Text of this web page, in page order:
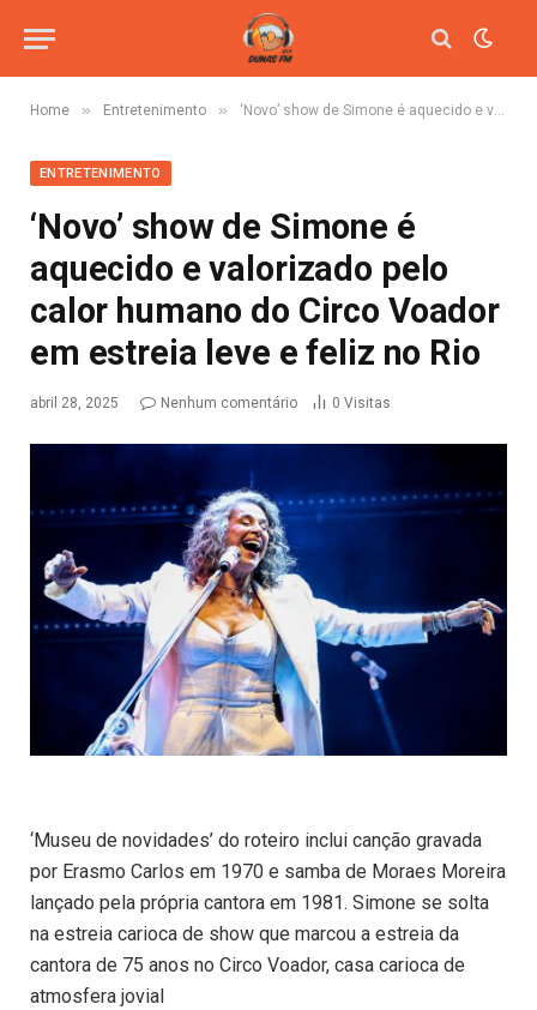
Home » Entretenimento » ‘Novo’ show de Simone é aquecido e valorizado pelo calor humano do Circo Voador em estreia leve e feliz no Rio
ENTRETENIMENTO
‘Novo’ show de Simone é
aquecido e valorizado pelo
calor humano do Circo Voador
em estreia leve e feliz no Rio
abril 28, 2025 Nenhum comentário 0 Visitas
‘Museu de novidades’ do roteiro inclui canção gravada
por Erasmo Carlos em 1970 e samba de Moraes Moreira
lançado pela própria cantora em 1981. Simone se solta
na estreia carioca de show que marcou a estreia da
cantora de 75 anos no Circo Voador, casa carioca de
atmosfera jovial